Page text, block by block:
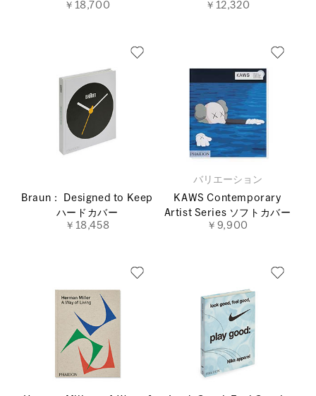
￥18,700
￥12,320
Braun： Designed to Keep
ハードカバー
￥18,458
バリエーション
KAWS Contemporary
Artist Series ソフトカバー
￥9,900